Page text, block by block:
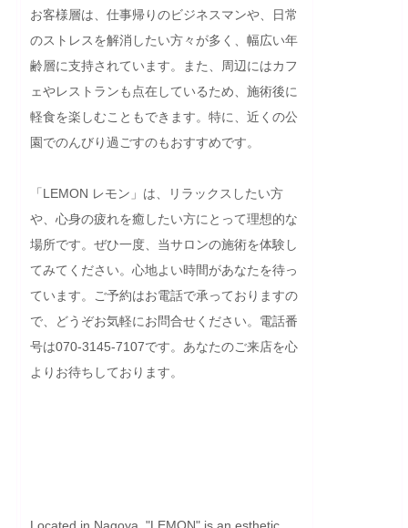
お客様層は、仕事帰りのビジネスマンや、日常
のストレスを解消したい方々が多く、幅広い年
齢層に支持されています。また、周辺にはカフ
ェやレストランも点在しているため、施術後に
軽食を楽しむこともできます。特に、近くの公
園でのんびり過ごすのもおすすめです。
「LEMON レモン」は、リラックスしたい方
や、心身の疲れを癒したい方にとって理想的な
場所です。ぜひ一度、当サロンの施術を体験し
てみてください。心地よい時間があなたを待っ
ています。ご予約はお電話で承っておりますの
で、どうぞお気軽にお問合せください。電話番
号は070-3145-7107です。あなたのご来店を心
よりお待ちしております。
Located in Nagoya, "LEMON" is an esthetic